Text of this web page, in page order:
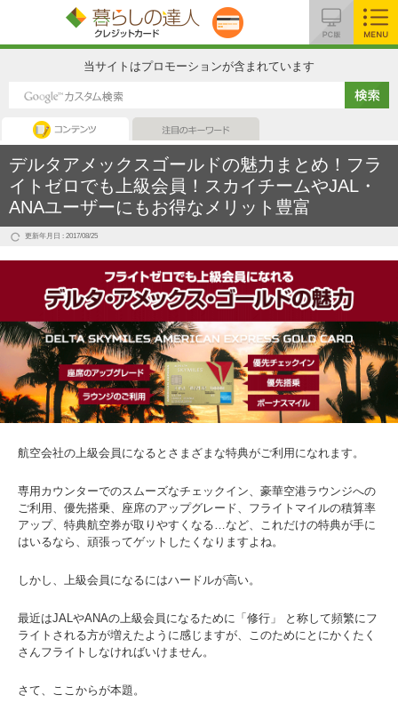
MENU
当サイトはプロモーションが含まれています
コンテンツ 注目のキーワード
デルタアメックスゴールドの魅力まとめ！フラ
イトゼロでも上級会員！スカイチームやJAL・
ANAユーザーにもお得なメリット豊富
更新年月日 : 2017/08/25
航空会社の上級会員になるとさまざまな特典がご利用になれます。
専用カウンターでのスムーズなチェックイン、豪華空港ラウンジへの
ご利用、優先搭乗、座席のアップグレード、フライトマイルの積算率
アップ、特典航空券が取りやすくなる…など、これだけの特典が手に
はいるなら、頑張ってゲットしたくなりますよね。
しかし、上級会員になるにはハードルが高い。
最近はJALやANAの上級会員になるために「修行」 と称して頻繁にフ
ライトされる方が増えたように感じますが、このためにとにかくたく
さんフライトしなければいけません。
さて、ここからが本題。